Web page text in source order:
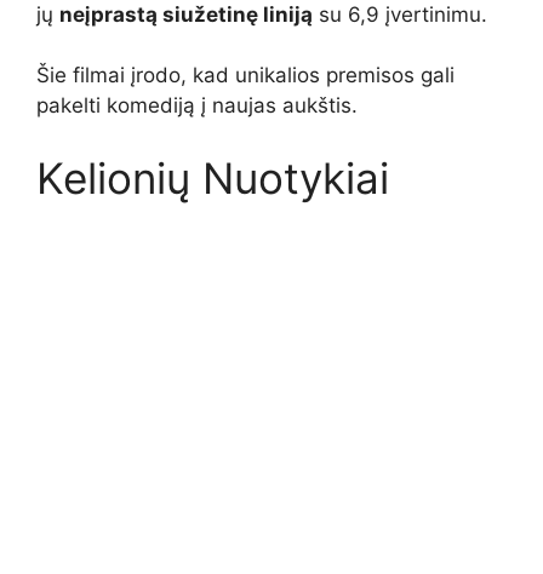
jų neįprastą siužetinę liniją su 6,9 įvertinimu.
Šie filmai įrodo, kad unikalios premisos gali
pakelti komediją į naujas aukštis.
Kelionių Nuotykiai